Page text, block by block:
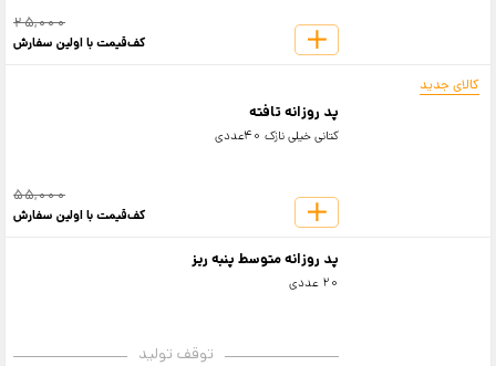
25,000
کف‌قیمت با اولین سفارش
کالای جدید
پد روزانه تافته
کتانی خیلی نازک 40عددی
55,000
کف‌قیمت با اولین سفارش
پد روزانه متوسط پنبه ریز
20 عددی
توقف تولید